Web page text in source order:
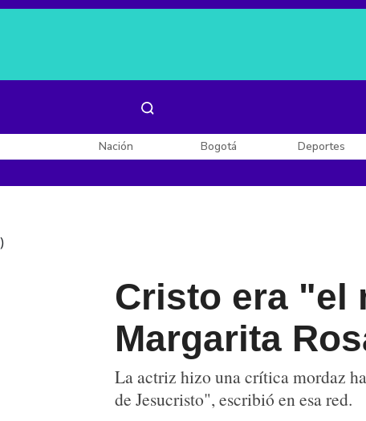
Nación Bogotá Deportes
)
Cristo era "el
Margarita
La actriz hizo una crítica mordaz
de Jesucristo", escribió en esa red.